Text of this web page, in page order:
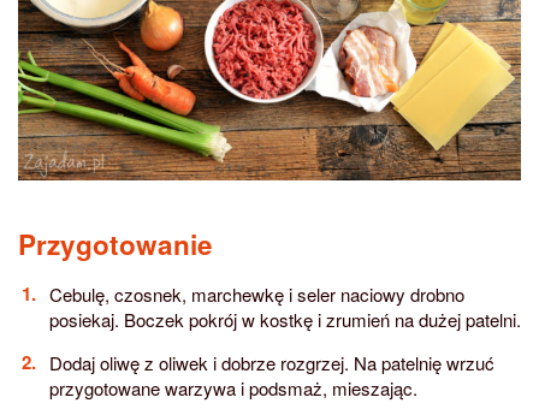
Przygotowanie
Cebulę, czosnek, marchewkę i seler naciowy drobno
posiekaj. Boczek pokrój w kostkę i zrumień na dużej patelni.
Dodaj oliwę z oliwek i dobrze rozgrzej. Na patelnię wrzuć
przygotowane warzywa i podsmaż, mieszając.